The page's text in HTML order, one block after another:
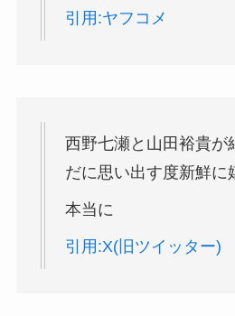
引用:ヤフコメ
西野七瀬 と 山田 裕貴が
だに思い出す度新鮮
本当に
引用:X(旧ツイッター)